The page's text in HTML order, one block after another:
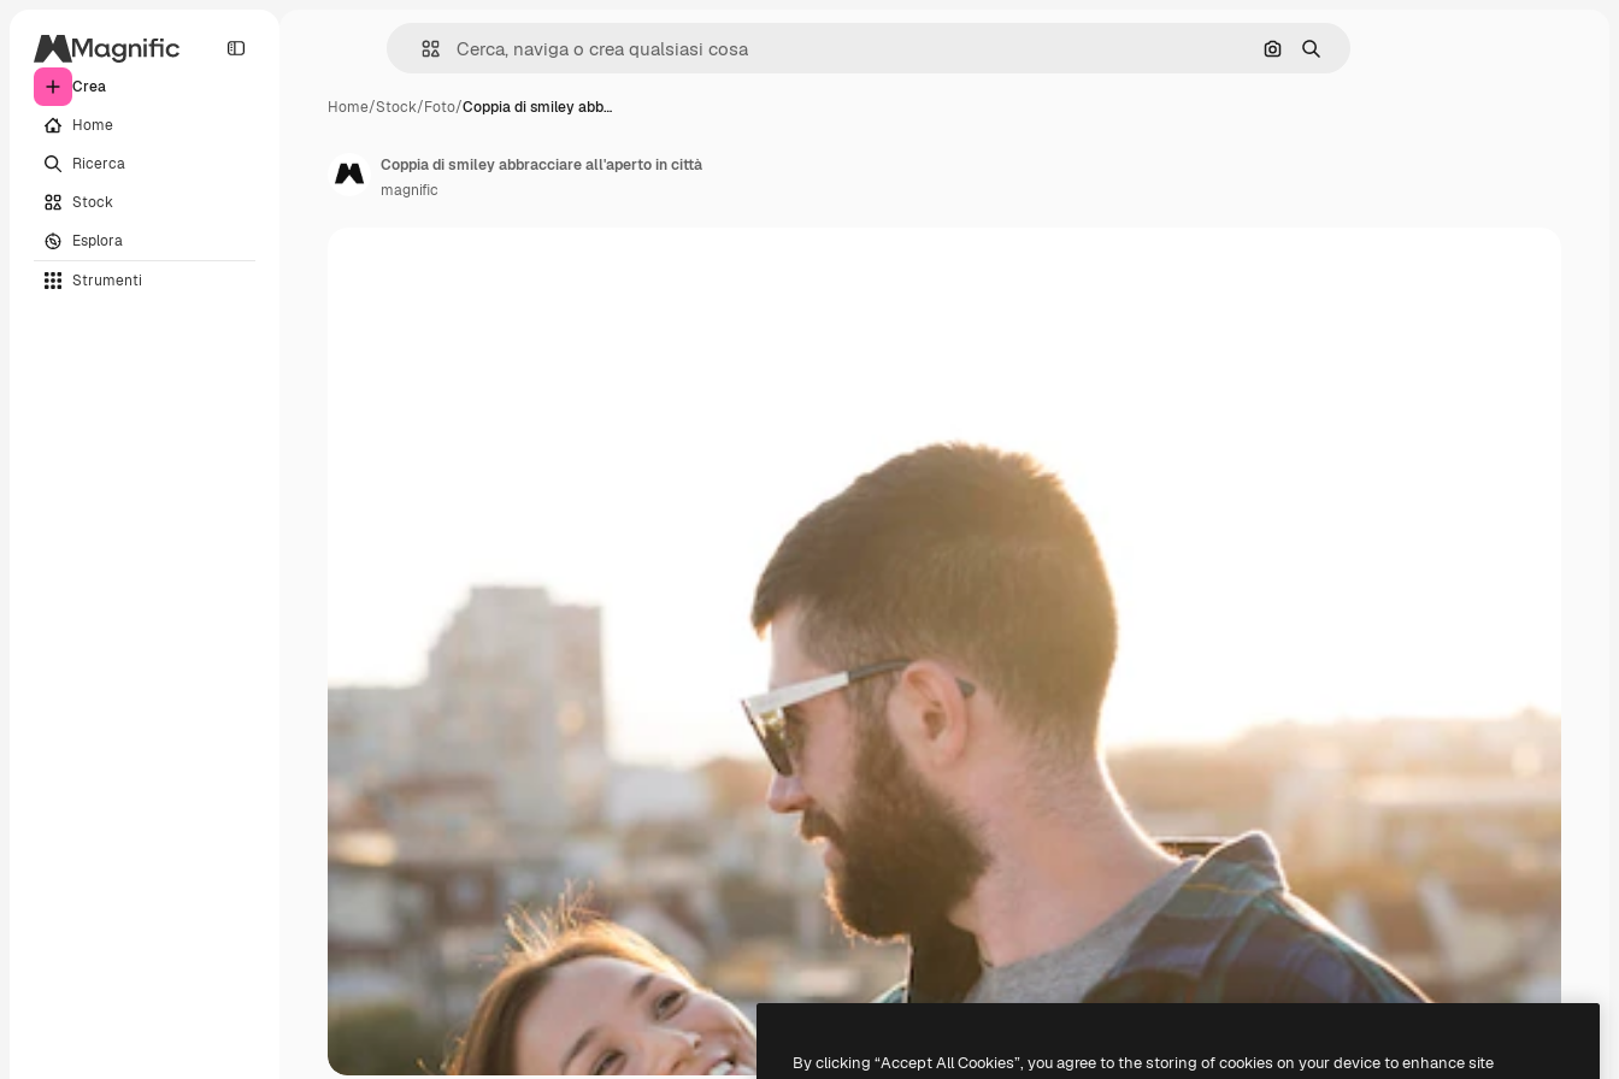
Crea
Home
Ricerca
Stock
Esplora
Strumenti
Cerca per immagine
Ricerca
Home/Stock/Foto/Coppia di smiley abb…
Coppia di smiley abbracciare all'aperto in città
magnific
By clicking “Accept All Cookies”, you agree to the storing of cookies on your device to enhance site